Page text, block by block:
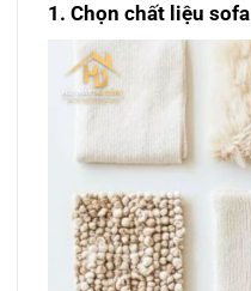
1. Chọn chất liệu sofa